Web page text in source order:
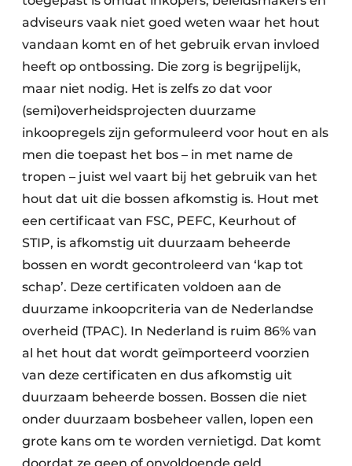
adviseurs vaak niet goed weten waar het hout
vandaan komt en of het gebruik ervan invloed
heeft op ontbossing. Die zorg is begrijpelijk,
maar niet nodig. Het is zelfs zo dat voor
(semi)overheidsprojecten duurzame
inkoopregels zijn geformuleerd voor hout en als
men die toepast het bos – in met name de
tropen – juist wel vaart bij het gebruik van het
hout dat uit die bossen afkomstig is. Hout met
een certificaat van FSC, PEFC, Keurhout of
STIP, is afkomstig uit duurzaam beheerde
bossen en wordt gecontroleerd van ‘kap tot
schap’. Deze certificaten voldoen aan de
duurzame inkoopcriteria van de Nederlandse
overheid (TPAC). In Nederland is ruim 86% van
al het hout dat wordt geïmporteerd voorzien
van deze certificaten en dus afkomstig uit
duurzaam beheerde bossen. Bossen die niet
onder duurzaam bosbeheer vallen, lopen een
grote kans om te worden vernietigd. Dat komt